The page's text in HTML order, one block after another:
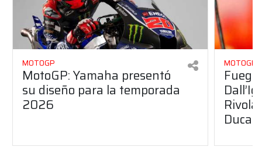
MOTOGP
MotoGP: Yamaha presentó
su diseño para la temporada
2026
MOTOGP
Ducati